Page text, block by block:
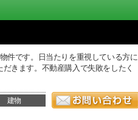
件です。日当たりを重視している方に
きます。不動産購入で失敗をしたく
建物